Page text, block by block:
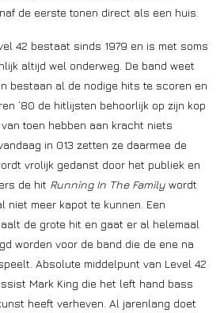
de eerste tonen direct als een huis.
42 bestaat sinds 1979 en is met soms
altijd wel onderweg. De band weet
bestaan al de nodige hits te scoren en
’80 de hitlijsten behoorlijk op zijn kop
toen hebben aan kracht niets
in 013 zetten ze daarmee de
vrolijk gedanst door het publiek en
de hit Running In The Family wordt
niet meer kapot te kunnen. Een
de grote hit en gaat er al helemaal
worden voor de band die de ene na
Absolute middelpunt van Level 42
Mark King die het left hand bass
heeft verheven. Al jarenlang doet